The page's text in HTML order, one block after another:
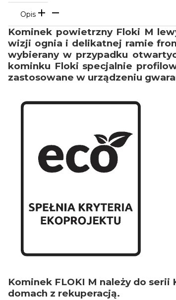
Opis
Kominek powietrzny Floki M
wizji ognia i delikatnej ramie
wybierany w przypadku
kominku Floki specjalnie
zastosowane w urządzeniu
Kominek FLOKI M należy do
domach z rekuperacją.